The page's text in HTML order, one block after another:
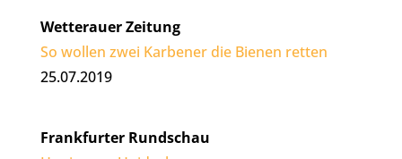
Wetterauer Zeitung
So wollen zwei Karbener die Bienen retten
25.07.2019
Frankfurter Rundschau